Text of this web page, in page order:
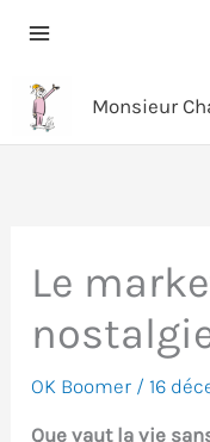
Monsieur
Le
OK Boomer /16
Que vaut la vie